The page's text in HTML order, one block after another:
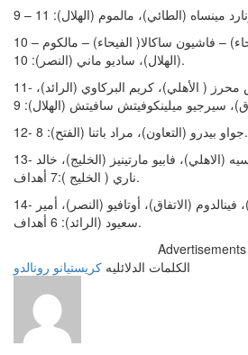
10 – هنري أونيكورو ( الفيحاء) – فاشيون ساكالا( الفيحاء) – مالكوم
(الهلال)، ساديو ماني (النصر): 10.
11- كريم بنزيما (الاتحاد)، رياض محرز ( الأهلي)، كريم البركاوي (الرائد)،
12- جواو بيدرو (التعاون)، مراد باتنا (الفتح): 8.
13- توزي (الحزم)، فرانك كيسيه (الاهلي)، فابيو مارتينيز (الخليج)، خالد
ناري ( الخليج ):7 أهداف.
14- روبرتو فيرمينو (الاهلي)، فينالدوم (الاتفاق)، أوتافيو (النصر)، أمير
سعيود (الرائد): 6 أهداف.
Advertisements
الكلمات الدلائليه كريستيانو رونالدو